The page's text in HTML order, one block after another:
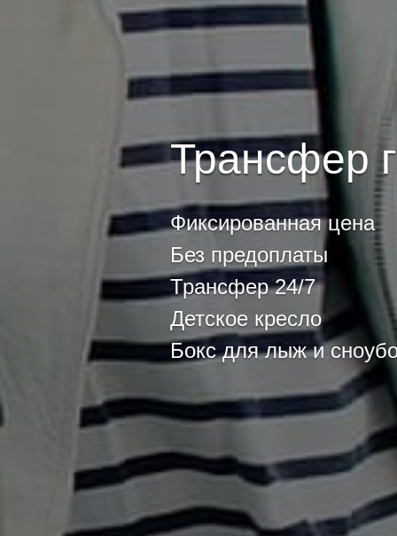
Трансфер
Фиксированная цена
Без предоплаты
Трансфер 24/7
Детское кресло
Бокс для лыж и